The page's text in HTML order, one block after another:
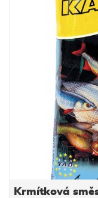
směsi s hrubou
hrubšího partiklu
fantasticky
Krmítková